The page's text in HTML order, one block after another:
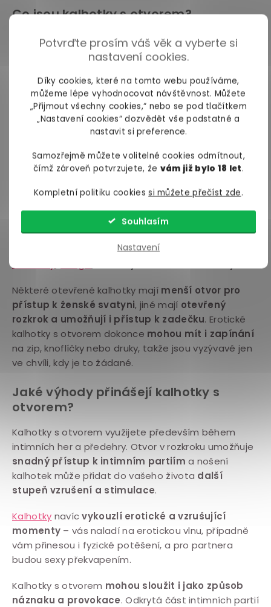
Potvrďte prosím váš věk a vyberte si
nastavení cookies.
Díky cookies, které na tomto webu používáme,
můžeme lépe vyhodnocovat návštěvnost. Můžete
„Přijmout všechny cookies,“ nebo se pod tlačítkem
„Nastavení cookies“ dozvědět vše podstatné a
nastavit si preference.
Samozřejmě můžete volitelné cookies odmítnout,
čímž zároveň potvrzujete, že vám již bylo 18 let.
Kompletní politiku cookiessi můžete přečíst zde.
Nastavení
Souhlasím
Co jsou kalhotky s otvorem?
Kalhotky s otvorem jsou jedinečným kouskem
erotického spodního prádla, který se během
Jsouneuvěřitelně svůdné,dáte jimi jasně najevo,
že máte chuť laškovata za žádné situace je
nemusíte svlékat, protoženabízí možnost
pohodlného a snadného přístupu k intimním
partiím a jejich laskání. No a taky jsou jako dělané
Typy kalhotek s otvorem
V dnešní době existuje mnoho typů kalhotek s
otvorem. Můžete narazit naklasické dámské
Některé otevřené kalhotky mají menší otvor pro
přístup k ženské svatyni, jiné mají otevřený
rozkrok a umožňují i přístup k zadečku. Erotické
kalhotky s otvorem dokonce mohou mít i zapínání
na zip, knoflíčky nebo druky, takže jsou vyzývavé jen
ve chvíli, kdy je to žádané.
Jaké výhody přinášejí kalhotky s
otvorem?
Kalhotky s otvorem využijete především během
intimních her a předehry. Otvor v rozkroku umožňuje
snadný přístup k intimním partiím a nošení
kalhotek může přidat do vašeho života další
stupeň vzrušení a stimulace.
Kalhotky navícvykouzlí erotické a vzrušující
momenty – vás naladí na erotickou vlnu, případně
vám přinesou i fyzické potěšení, a pro partnera
budou sexy překvapením.
Kalhotky s otvorem mohou sloužit i jako způsob
náznaku a provokace. Odkrytá část intimních partií